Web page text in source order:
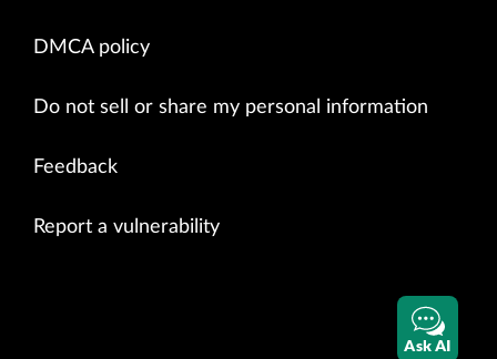
DMCA policy
Do not sell or share my personal information
Feedback
Report a vulnerability
Ask AI